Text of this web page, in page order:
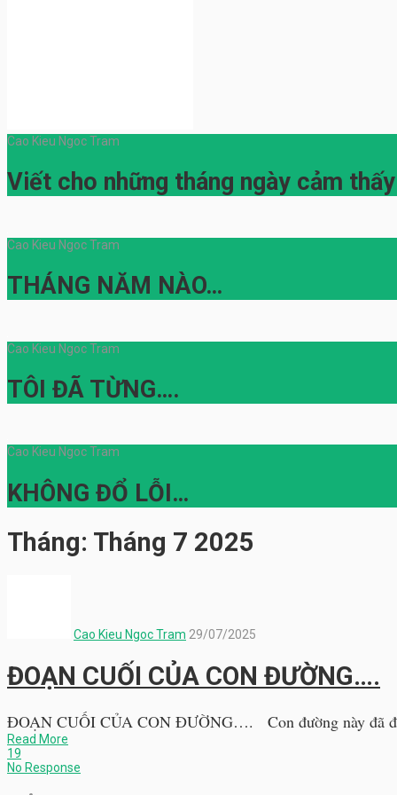
Cao Kieu Ngoc Tram
Viết cho những tháng ngày cảm
Cao Kieu Ngoc Tram
THÁNG NĂM NÀO…
Cao Kieu Ngoc Tram
TÔI ĐÃ TỪNG….
Cao Kieu Ngoc Tram
KHÔNG ĐỔ LỖI…
Tháng: Tháng 7 2025
Cao Kieu Ngoc Tram 29/07/2025
ĐOẠN CUỐI CỦA CON ĐƯỜNG….
ĐOẠN CUỐI CỦA CON ĐƯỜNG…. Con đường này đã
Read More
19
No Response